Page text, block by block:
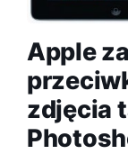
Apple
zdjęcia